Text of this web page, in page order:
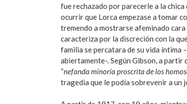
fue rechazado por parecerle a la
ocurrir que Lorca empezase a tomar
tremendo a mostrarse afeminado
caracteriza por la discreción con la
familia se percatara de su vida íntima
abiertamente-. Según Gibson, a partir
“nefanda minoría proscrita de los
tragedia que le podía sobrevenir a un